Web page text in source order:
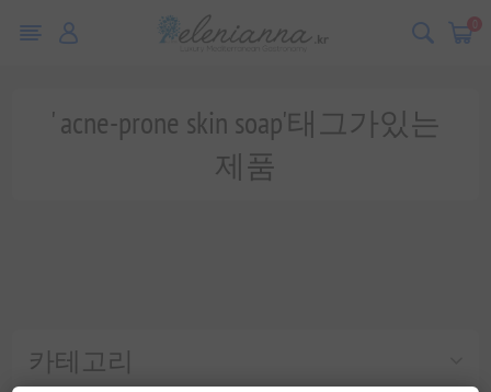
0
카테고리
' acne-prone skin soap'태그가있는
제품